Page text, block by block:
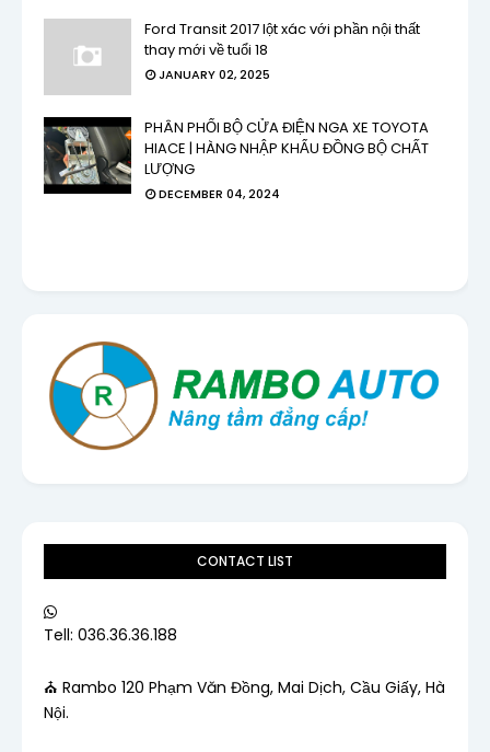
Ford Transit 2017 lột xác với phần nội thất
thay mới về tuổi 18
JANUARY 02, 2025
PHÂN PHỐI BỘ CỬA ĐIỆN NGA XE TOYOTA
HIACE | HÀNG NHẬP KHẨU ĐỒNG BỘ CHẤT
LƯỢNG
DECEMBER 04, 2024
CONTACT LIST
Tell: 036.36.36.188
⛪ Rambo 120 Phạm Văn Đồng, Mai Dịch, Cầu Giấy, Hà
Nội.